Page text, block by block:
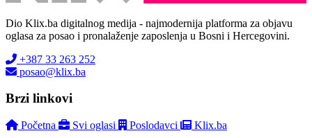
Dio Klix.ba digitalnog medija - najmodernija platforma za objavu
oglasa za posao i pronalaženje zaposlenja u Bosni i Hercegovini.
+387 33 263 252
posao@klix.ba
Brzi linkovi
Početna Svi oglasi Poslodavci Klix.ba